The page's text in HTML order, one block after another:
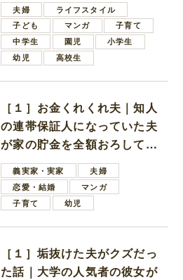
夫婦
ライフスタイル
子ども
マンガ
子育て
中学生
園児
小学生
幼児
高校生
［１］お金くれくれ夫｜知人
の連帯保証人になっていた夫
が家の貯金を全額おろしてほ
しいと言ってきた
義実家・実家
夫婦
恋愛・結婚
マンガ
子育て
幼児
［１］垢抜けた夫がクズだっ
た話｜大学の人気者の彼女が